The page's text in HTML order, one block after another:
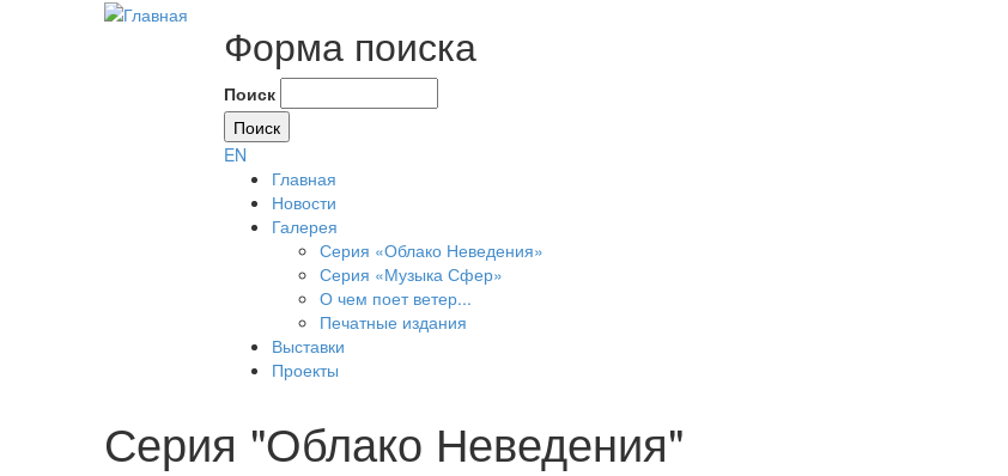
Форма поиска
Поиск
EN
Главная
Новости
Галерея
Серия «Облако Неведения»
Серия «Музыка Сфер»
О чем поет ветер...
Печатные издания
Выставки
Проекты
Серия "Облако Неведения"